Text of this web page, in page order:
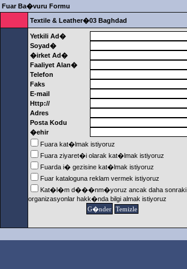
Fuar Ba�vuru Formu
Textile & Leather�03 Baghdad
Yetkili Ad�
Soyad�
�irket Ad�
Faaliyet Alan�
Telefon
Faks
E-mail
Http://
Adres
Posta Kodu
�ehir
Fuara kat�lmak istiyoruz
Fuara ziyaret�i olarak kat�lmak istiyoruz
Fuarda i� gezisine kat�lmak istiyoruz
Fuar kataloguna reklam vermek istiyoruz
Kat�l�m d���nm�yoruz ancak daha sonraki
organizasyonlar hakk�nda bilgi almak istiyoruz